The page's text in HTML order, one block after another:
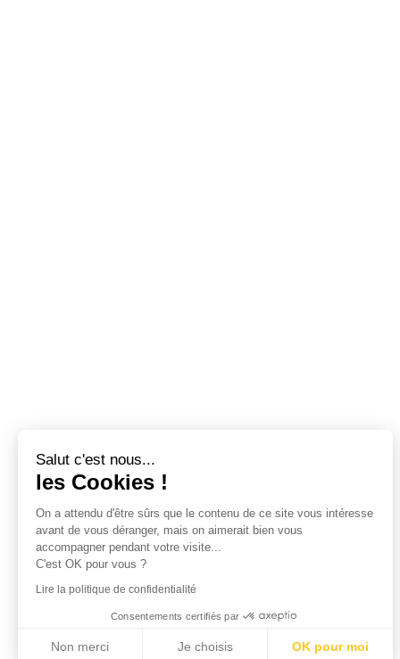
Salut c'est nous...
les Cookies !
On a attendu d'être sûrs que le contenu de ce site vous intéresse
avant de vous déranger, mais on aimerait bien vous
accompagner pendant votre visite...
C'est OK pour vous ?
Lire la politique de confidentialité
Consentements certifiés par
Non merci Je choisis OK pour moi